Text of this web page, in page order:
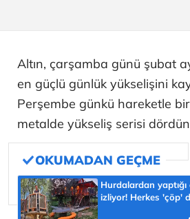
Altın, çarşamba günü şubat
en güçlü günlük yükselişini
Perşembe günkü hareketle
metalde yükseliş serisi
Hurdalardan
izliyor! Herkes 'çöp'